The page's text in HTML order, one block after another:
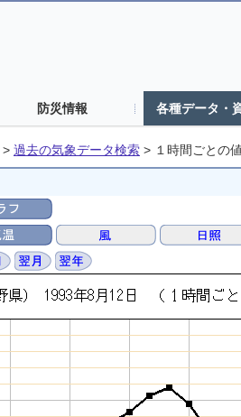
防災情報 各種データ・
> 過去の気象データ検索 > １時間ごとの